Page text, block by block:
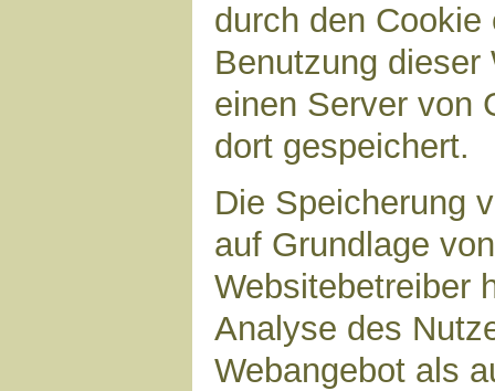
durch den
Benutzung dieser
einen Server von
dort gespeichert.
Die Speicherung
auf Grundlage
Websitebetreiber
Analyse des
Webangebot als